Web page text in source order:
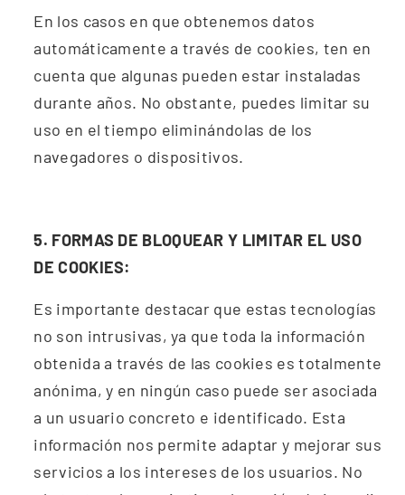
En los casos en que obtenemos datos
automáticamente a través de cookies, ten en
cuenta que algunas pueden estar instaladas
durante años. No obstante, puedes limitar su
uso en el tiempo eliminándolas de los
navegadores o dispositivos.
5. FORMAS DE BLOQUEAR Y LIMITAR EL USO
DE COOKIES:
Es importante destacar que estas tecnologías
no son intrusivas, ya que toda la información
obtenida a través de las cookies es totalmente
anónima, y en ningún caso puede ser asociada
a un usuario concreto e identificado. Esta
información nos permite adaptar y mejorar sus
servicios a los intereses de los usuarios. No